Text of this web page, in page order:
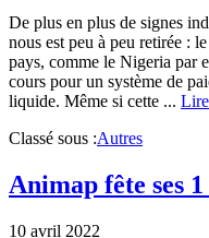
De plus en plus de signes
nous est peu à peu retirée :
pays, comme le Nigeria par
cours pour un système de
liquide. Même si cette ...
Classé sous :Autres
Animap fête ses 1
10 avril 2022